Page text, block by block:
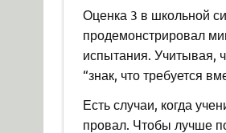
Оценка 3 в школьной
продемонстрировал
испытания. Учитывая,
“знак, что требуется
Есть случаи, когда
провал. Чтобы лучше